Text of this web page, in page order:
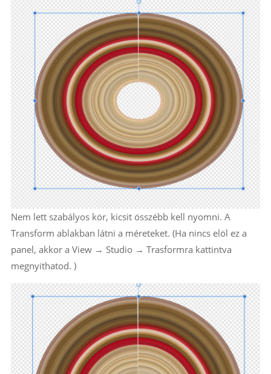
Nem lett szabályos kör, kicsit összébb kell nyomni. A
Transform ablakban látni a méreteket. (Ha nincs elöl ez a
panel, akkor a View → Studio → Trasformra kattintva
megnyithatod. )